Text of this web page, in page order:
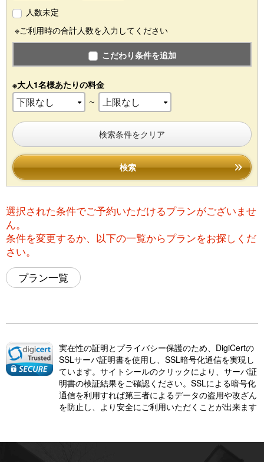
人数未定
※ご利用時の合計人数を入力してください
こだわり条件を追加
※大人1名様あたりの料金
～
検索条件をクリア
検索
選択された条件でご予約いただけるプランがございませ
ん。
条件を変更するか、以下の一覧からプランをお探しくだ
さい。
プラン一覧
実在性の証明とプライバシー保護のため、DigiCertの
SSLサーバ証明書を使用し、SSL暗号化通信を実現し
ています。サイトシールのクリックにより、サーバ証
明書の検証結果をご確認ください。SSLによる暗号化
通信を利用すれば第三者によるデータの盗用や改ざん
を防止し、より安全にご利用いただくことが出来ます